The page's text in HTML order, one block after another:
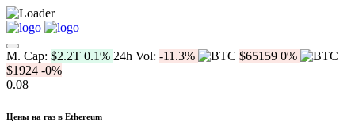
M. Cap: $2.2T 0.1% 24h Vol: -11.3% $65159 0%
$1924 -0%
0.08
Цены на газ в Ethereum